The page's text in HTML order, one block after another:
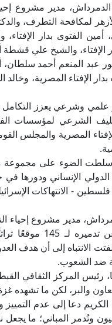
مدير مشروع
لمكافحة التطرف،
أمين الفتوى بدار
والشيخ علي قشطة
المنعم أحمد سلطان،
بدار الإفتاء المصرية،
وشرعي يعزز التكامل
الشرعي لمؤسسات
المصرية والمجلس
الضوء على مجموعة من
الدولي الإنساني ودورها
- الانتهاكات
مدير مشروع إحياء
الإسرائيلي في
الانتباه إلى أن هدف
ضد الشعوب.
رئيس المركز الثقافي
والبر، لكن ما تشهده
الكريم دعا إلى عدم
وتُدمر المباني؛ ما